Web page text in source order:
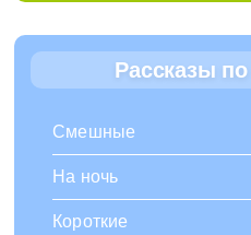
Рассказы
Смешные
На ночь
Короткие